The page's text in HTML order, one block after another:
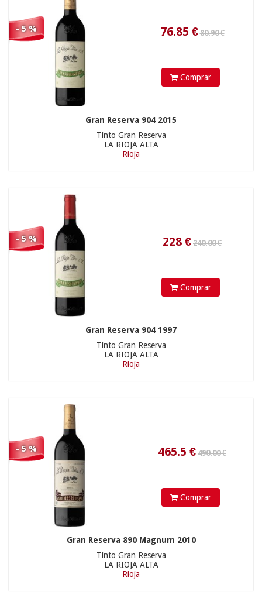
- 5 %
Comprar
Gran Reserva 904 2015
Tinto Gran Reserva
LA RIOJA ALTA
Rioja
- 5 %
Comprar
Gran Reserva 904 1997
Tinto Gran Reserva
LA RIOJA ALTA
Rioja
- 5 %
Comprar
Gran Reserva 890 Magnum 2010
Tinto Gran Reserva
LA RIOJA ALTA
Rioja
375.25
395.00 €